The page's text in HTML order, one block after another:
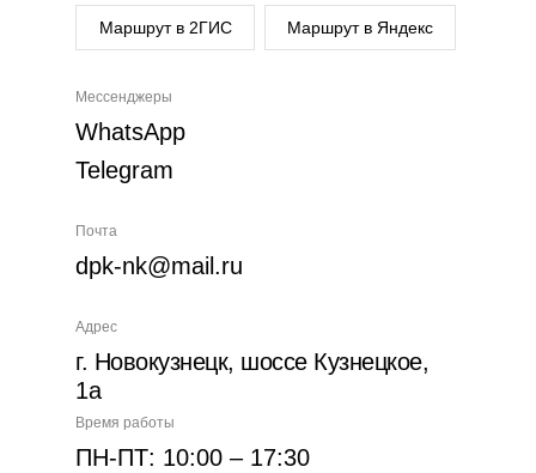
Мессенджеры
WhatsApp
Telegram
Почта
dpk-nk@mail.ru
Время работы
ПН-ПТ: 10:00 – 17:30
Адрес
г. Новокузнецк, шоссе Кузнецкое,
1а
Маршрут в 2ГИС Маршрут в Яндекс